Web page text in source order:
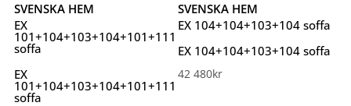
SVENSKA HEM
EX
101+104+103+104+101+111
soffa
EX
101+104+103+104+101+111
soffa
SVENSKA HEM
EX 104+104+103+104 soffa
EX 104+104+103+104 soffa
42 480kr